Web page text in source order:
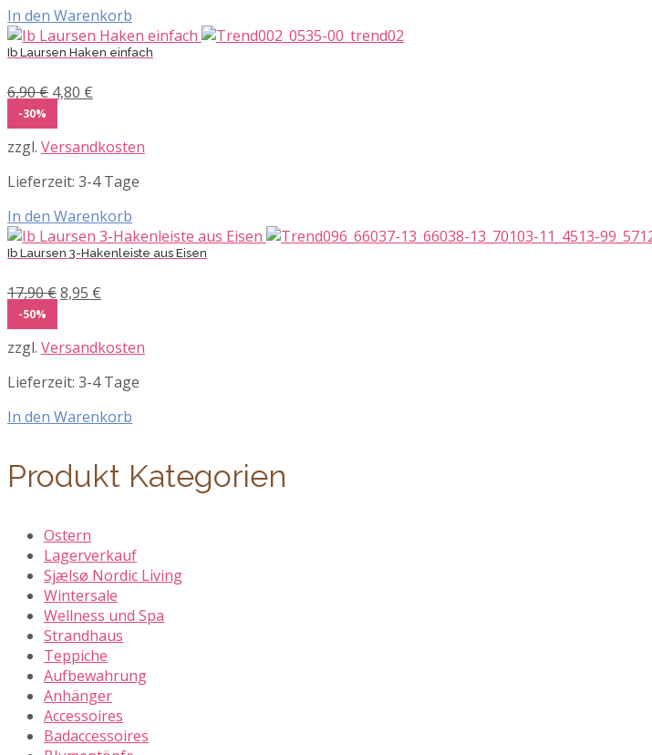
In den Warenkorb
Ib Laursen Haken einfach
6,90€ Ursprünglicher
war:
6,90 €
4,80 €
4,80 €.
-30%
zzgl. Versandkosten
Lieferzeit: 3-4 Tage
In den Warenkorb
Ib Laursen 3-Hakenleiste aus Eisen
17,90€Ursprünglicher
17,90 €
8,95 €
8,95 €.
-50%
zzgl. Versandkosten
Lieferzeit: 3-4 Tage
In den Warenkorb
Produkt Kategorien
Ostern
Lagerverkauf
Sjælsø Nordic Living
Wintersale
Wellness und Spa
Strandhaus
Teppiche
Aufbewahrung
Anhänger
Accessoires
Badaccessoires